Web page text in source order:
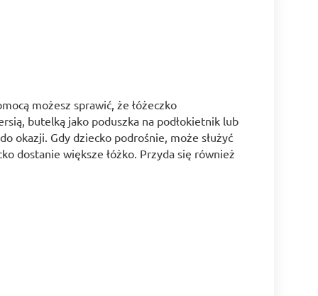
możesz sprawić, że łóżeczko
butelką jako poduszka na podłokietnik lub
okazji. Gdy dziecko podrośnie, może służyć
dostanie większe łóżko. Przyda się również